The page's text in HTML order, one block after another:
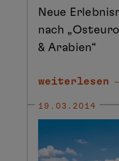
Neue
nach
& Arabien“
weiterlesen
19.03.2014